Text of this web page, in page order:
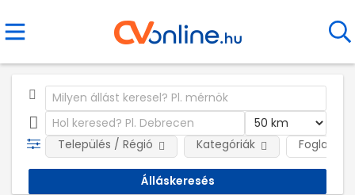
Település / Régió Kategóriák